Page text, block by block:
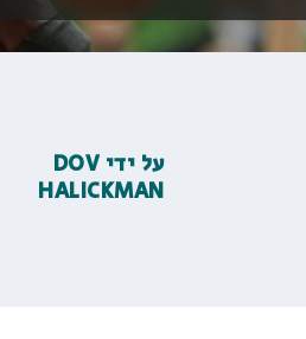
על ידיDOV
HALICKMAN